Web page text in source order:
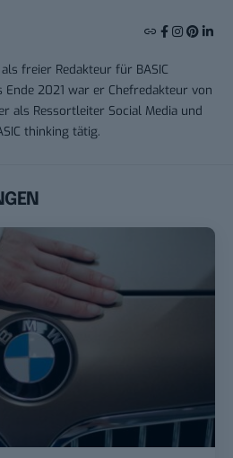
freier Redakteur für BASIC
Ende 2021 war er Chefredakteur von
als Ressortleiter Social Media und
thinking tätig.